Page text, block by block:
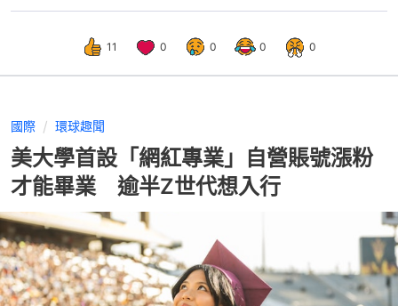
11 0 0 0 0
國際 環球趣聞
美大學首設「網紅專業」自營賬號漲粉
才能畢業 逾半Z世代想入行